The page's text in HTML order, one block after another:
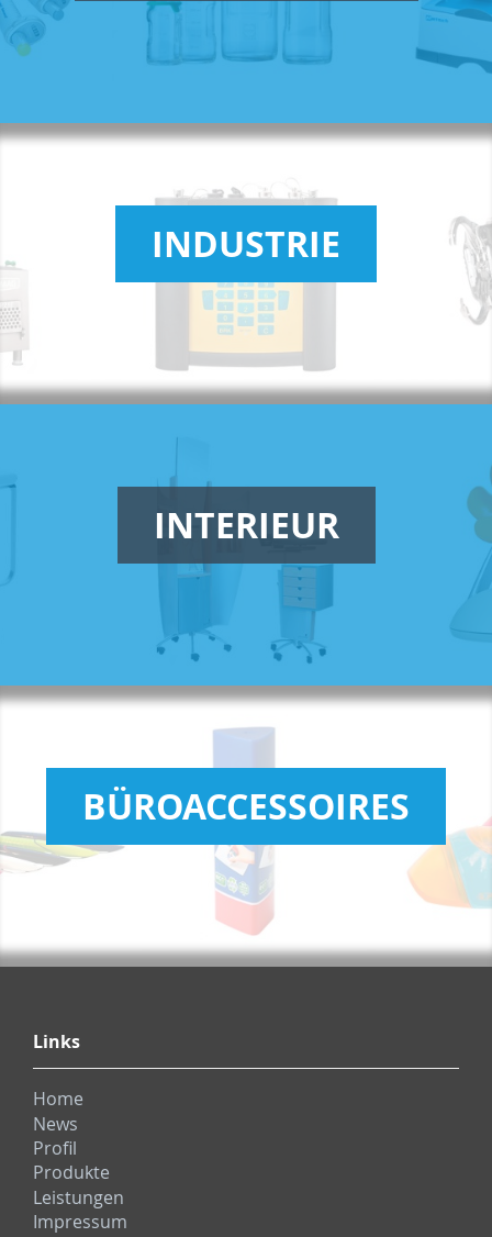
INDUSTRIE
INTERIEUR
BÜROACCESSOIRES
Links
Home
News
Profil
Produkte
Leistungen
Impressum